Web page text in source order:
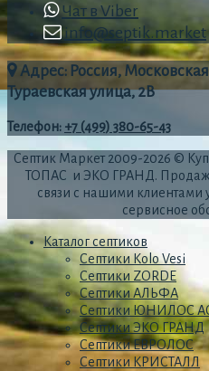
Чат в Viber
info@septik.market
Адрес: Россия,
Тураевская улица, 2В
Телефон: +7 (499) 380-65-43
Септик Маркет 2009-2026 ©
ТОПАС и ЭКО ГРАНД.
связи с нашими клиентами
сервисное
Каталог септиков
Септики Kolo Vesi
Септики ZORDE
Септики АЛЬФА
Септики ЮНИЛОС
Септики ЭКО ГРАНД
Септики ЕВРОЛОС
Септики КРИСТАЛЛ